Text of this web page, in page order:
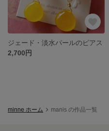
ジェード・淡水パールのピアス
2,700円
minne ホーム manis の作品一覧